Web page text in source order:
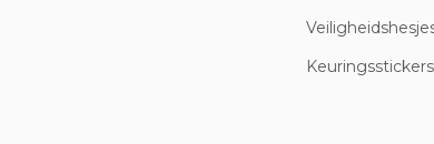
Keuringsstickers